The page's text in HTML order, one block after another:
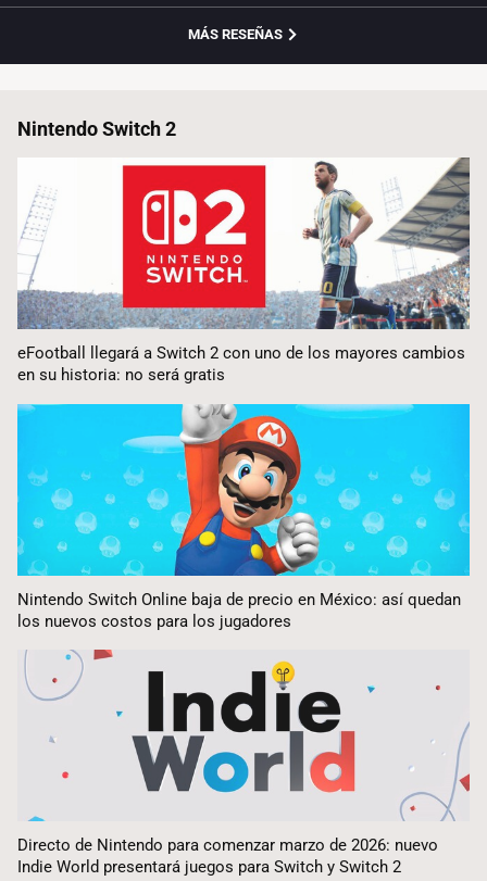
MÁS RESEÑAS
Nintendo Switch 2
eFootball llegará a Switch 2 con uno de los mayores cambios
en su historia: no será gratis
Nintendo Switch Online baja de precio en México: así quedan
los nuevos costos para los jugadores
Directo de Nintendo para comenzar marzo de 2026: nuevo
Indie World presentará juegos para Switch y Switch 2